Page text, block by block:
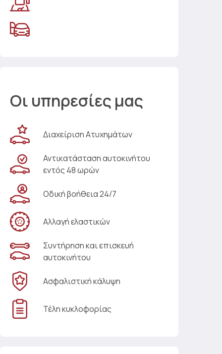
Οι υπηρεσίες μας
Διαχείριση Ατυχημάτων
Αντικατάσταση αυτοκινήτου
εντός 48 ωρών
Οδική βοήθεια 24/7
Αλλαγή ελαστικών
Συντήρηση και επισκευή
αυτοκινήτου
Ασφαλιστική κάλυψη
Τέλη κυκλοφορίας